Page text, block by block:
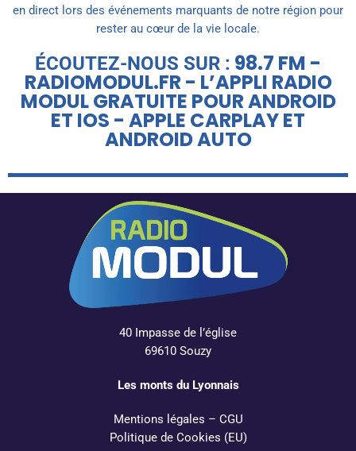
en direct lors des événements marquants de notre région pour
rester au cœur de la vie locale.
ÉCOUTEZ-NOUS SUR : 98.7 FM -
RADIOMODUL.FR - L’APPLI RADIO
MODUL GRATUITE POUR ANDROID
ET IOS - APPLE CARPLAY ET
ANDROID AUTO
40 Impasse de l’église
69610 Souzy
Les monts du Lyonnais
Mentions légales – CGU
Politique de Cookies (EU)